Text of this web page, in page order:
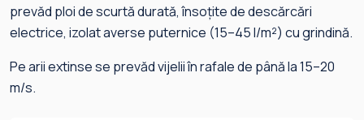
prevăd ploi de scurtă durată, însoțite de descărcări
electrice, izolat averse puternice (15–45 l/m²) cu grindină.
Pe arii extinse se prevăd vijelii în rafale de până la 15–20
m/s.